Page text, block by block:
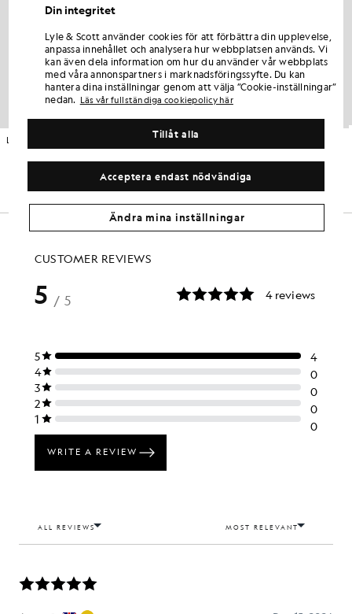
Loopback-hoodie i bomull med hel dragkedja
BARNKLÄDER
£65.00
BARNKLÄDER
£80.00
Din integritet
Lyle & Scott använder cookies för att förbättra din upplevelse,
anpassa innehållet och analysera hur webbplatsen används. Vi
kan även dela information om hur du använder vår webbplats
med våra annonspartners i marknadsföringssyfte. Du kan
hantera dina inställningar genom att välja ”Cookie-inställningar”
nedan. Läs vår fullständiga cookiepolicy här
Acceptera endast nödvändiga
Tillåt alla
Ändra mina inställningar